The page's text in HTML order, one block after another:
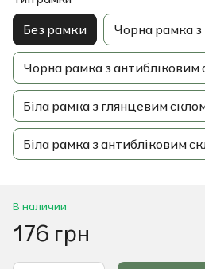
Без рамки Чорна рамка
Чорна рамка з антибліковим
Біла рамка з глянцевим
Біла рамка з антибліковим
В наличии
176 грн